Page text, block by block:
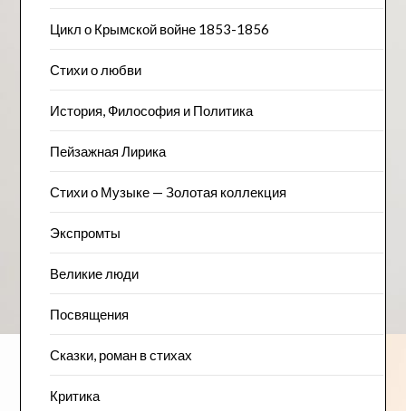
Цикл о Крымской войне 1853-1856
Стихи о любви
История, Философия и Политика
Пейзажна​я Лирика
Стихи о Музыке — Золотая коллекция
Экспромты
Великие люди
Посвящения
Сказки, роман в стихах
Критика